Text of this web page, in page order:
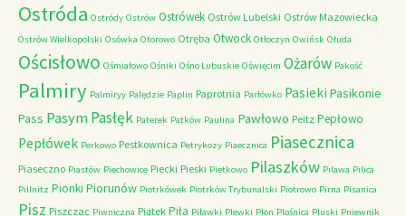
Ostróda Ostródy Ostrów Ostrówek Ostrów Lubelski Ostrów Mazowiecka
Ostrów Wielkopolski Osówka Otorowo Otręba Otwock Otłoczyn Owińsk Ołuda
Ościsłowo Ośmiałowo Ośniki Ośno Lubuskie Oświęcim Ożarów Pakość
Palmiry Palmiryy Palędzie Paplin Paprotnia Parłówko Pasieki Pasikonie
Pass PasymPasłęk Paterek Patków Paulina Pawłowo Peitz Pepłowo
Pepłówek Perkowo Pestkownica Petrykozy Piaecznica Piasecznica
Piaseczno Piastów Piechowice Piecki Pieski Pietkowo Pilaszków Pilawa Pilica
Pillnitz Pionki Piorunów Piotrkówek Piotrków Trybunalski Piotrowo Pirna Pisanica
Pisz Piszczac Piwniczna Piątek Piła Piławki Plewki Plon Plośnica Pluski Pniewnik